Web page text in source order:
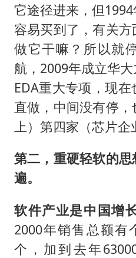
它途径进来，但
容易买到了，有关
做它干嘛？所以就
航，2009年成立华
EDA重大专项，现
直做，中间没有停
上）第四家（芯片企
第二，重硬轻软的
遍。
软件产业是中国增
2000年销售总额有
个，加到去年